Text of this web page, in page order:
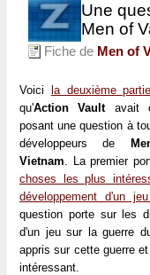
Une
Men of
Fiche de Men of
Voici
la deuxième
qu'Action Vaultavait
posant une question à
développeurs de
Vietnam. La premier
choses les plus
développement d'un
question porte sur les
d'un jeu sur la guerre
appris sur cette guerre
intéressant.